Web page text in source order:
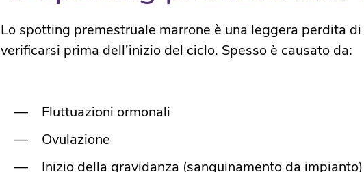
Lo spotting premestruale marrone è una leggera perdita
verificarsi prima dell’inizio del ciclo. Spesso è causato da:​
Fluttuazioni ormonali​
Ovulazione​
Inizio della gravidanza (sanguinamento da impianto)​